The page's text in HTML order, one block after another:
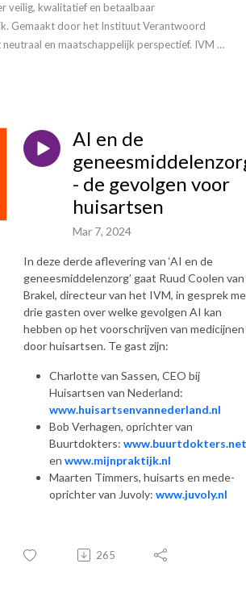
veilig, kwalitatief en betaalbaar
Gemaakt door het Instituut Verantwoord
en maatschappelijk perspectief. IVM
AI en de
- de gevolgen voor
huisartsen
Mar 7, 2024
In deze derde aflevering van ‘AI en de
geneesmiddelenzorg’ gaat Ruud Coolen van
Brakel, directeur van het IVM, in gesprek
drie gasten over welke gevolgen AI kan
hebben op het voorschrijven van medicijnen
door huisartsen. Te gast zijn:
Charlotte van Sassen, CEO bij
Huisartsen van Nederland:
www.huisartsenvannederland.nl
Bob Verhagen, oprichter van
Buurtdokters: www.buurtdokters.net
en www.mijnpraktijk.nl
Maarten Timmers, huisarts en mede-
oprichter van Juvoly: www.juvoly.nl
265